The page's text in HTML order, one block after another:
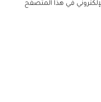
في هذا المتصفح